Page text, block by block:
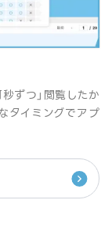
秒ずつ」閲覧したか
タイミングでアプ